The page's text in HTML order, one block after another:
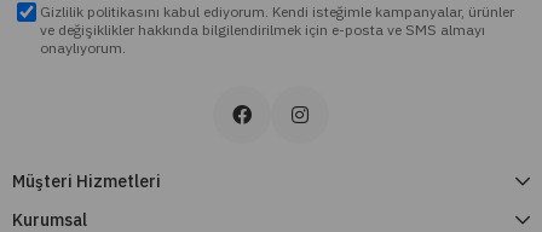
Gizlilik politikasını kabul ediyorum. Kendi isteğimle kampanyalar, ürünler
ve değişiklikler hakkında bilgilendirilmek için e-posta ve SMS almayı
onaylıyorum.
Müşteri Hizmetleri
Kurumsal